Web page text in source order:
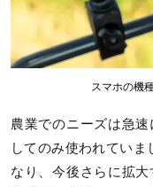
スマホの機
農業でのニーズは急
してのみ使われていま
なり、今後さらに拡